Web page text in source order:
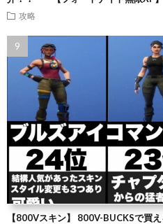
攻略
【800Vスキン】 800V-BUCKSで買